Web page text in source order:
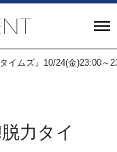
イムズ』10/24(金)23:00～
力タイ